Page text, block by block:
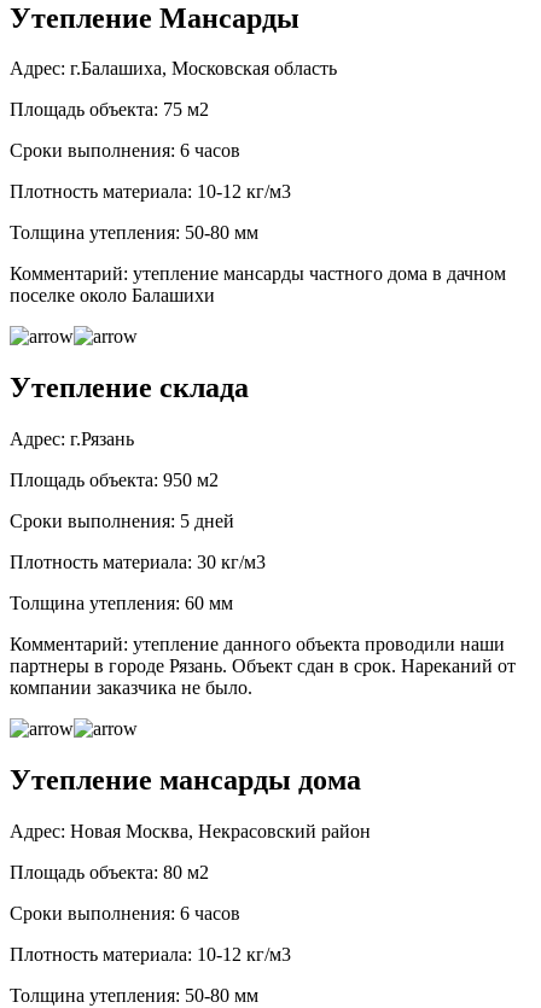
Утепление Мансарды
Адрес: г.Балашиха, Московская область
Площадь объекта: 75 м2
Сроки выполнения: 6 часов
Плотность материала: 10-12 кг/м3
Толщина утепления: 50-80 мм
Комментарий: утепление мансарды частного дома в дачном
поселке около Балашихи
Утепление склада
Адрес: г.Рязань
Площадь объекта: 950 м2
Сроки выполнения: 5 дней
Плотность материала: 30 кг/м3
Толщина утепления: 60 мм
Комментарий: утепление данного объекта проводили наши
партнеры в городе Рязань. Объект сдан в срок. Нареканий от
компании заказчика не было.
Утепление мансарды дома
Адрес: Новая Москва, Некрасовский район
Площадь объекта: 80 м2
Сроки выполнения: 6 часов
Плотность материала: 10-12 кг/м3
Толщина утепления: 50-80 мм